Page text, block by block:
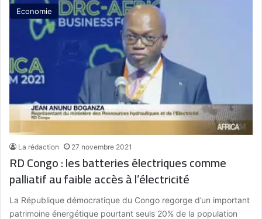
Economie
La rédaction 27 novembre 2021
RD Congo : les batteries électriques comme
palliatif au faible accès à l’électricité
La République démocratique du Congo regorge d’un important
patrimoine énergétique pourtant seuls 20% de la population